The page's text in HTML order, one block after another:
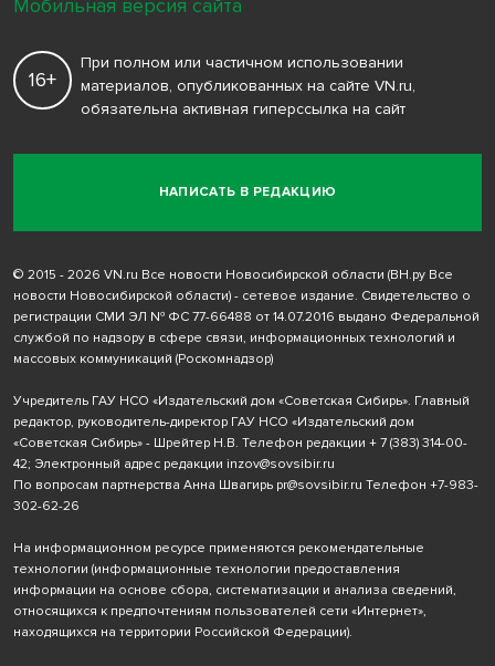
НАПИСАТЬ В РЕДАКЦИЮ
16+
При полном или частичном использовании
материалов, опубликованных на сайте VN.ru,
обязательна активная гиперссылка на сайт
© 2015 - 2026 VN.ru Все новости Новосибирской области (ВН.ру Все
новости Новосибирской области) - сетевое издание. Свидетельство о
регистрации СМИ ЭЛ № ФС 77-66488 от 14.07.2016 выдано Федеральной
службой по надзору в сфере связи, информационных технологий и
массовых коммуникаций (Роскомнадзор)
Учредитель ГАУ НСО «Издательский дом «Советская Сибирь». Главный
редактор, руководитель-директор ГАУ НСО «Издательский дом
«Советская Сибирь» - Шрейтер Н.В. Телефон редакции + 7 (383) 314-00-
42; Электронный адрес редакции inzov@sovsibir.ru
По вопросам партнерства Анна Швагирь pr@sovsibir.ru Телефон +7-983-
302-62-26
На информационном ресурсе применяются рекомендательные
технологии (информационные технологии предоставления
информации на основе сбора, систематизации и анализа сведений,
относящихся к предпочтениям пользователей сети «Интернет»,
находящихся на территории Российской Федерации).
Мобильная версия сайта